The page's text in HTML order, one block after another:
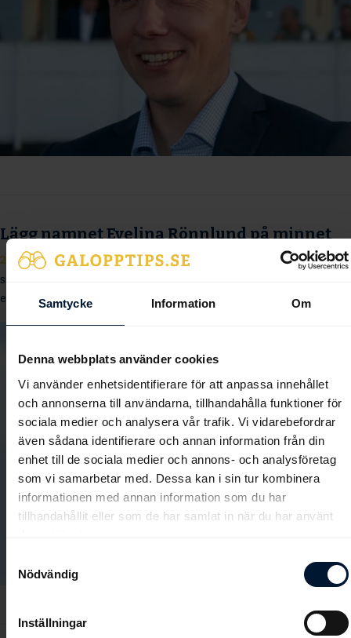
Samtycke Information Om
Denna webbplats använder cookies
Vi använder enhetsidentifierare för att anpassa innehållet
och annonserna till användarna, tillhandahålla funktioner för
sociala medier och analysera vår trafik. Vi vidarebefordrar
även sådana identifierare och annan information från din
enhet till de sociala medier och annons- och analysföretag
som vi samarbetar med. Dessa kan i sin tur kombinera
informationen med annan information som du har
tillhandahållit eller som de har samlat in när du har använt
Nödvändig
Inställningar
Lägg namnet Evelina Rönnlund på minnet
2025-10-05Evelina Rönnlund är bara några få segrar ifrån att rida ur
sin viktlättnad som lärling. Jockeyn som ständigt suktar efter nya
erfarenheter och kunskap.